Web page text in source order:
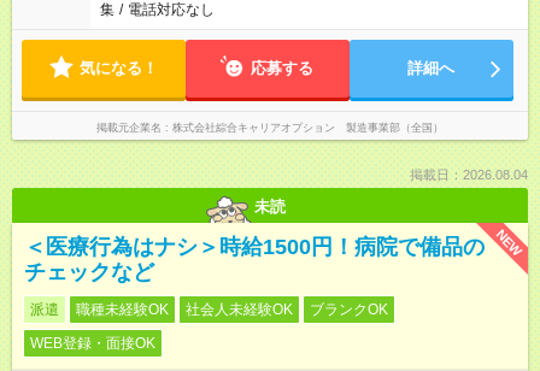
集 / 電話対応なし
気になる！ 応募する 詳細へ
掲載元企業名 株式会社綜合キャリアオプション 製造事業部（全国）
掲載日：2026.08.04
未読
NEW
＜医療行為はナシ＞時給1500円！病院で備品の
チェックなど
派遣 職種未経験OK 社会人未経験OK
ブランクOK
WEB登録・面接OK